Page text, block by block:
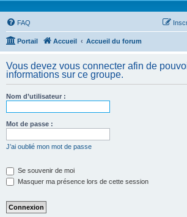
FAQ
Portail Accueil Accueil du forum
Vous devez vous connecter afin de
informations sur ce groupe.
Nom d’utilisateur :
Mot de passe :
J’ai oublié mon mot de passe
Se souvenir de moi
Masquer ma présence lors de cette session